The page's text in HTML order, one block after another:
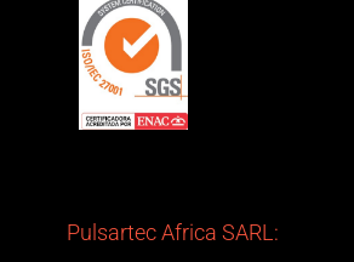
Pulsartec Africa SARL: